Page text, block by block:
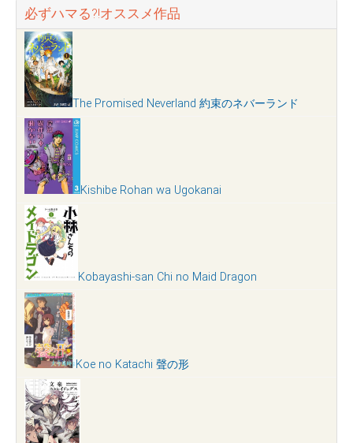
必ずハマる?!オススメ作品
The Promised Neverland 約束のネバーランド
Kishibe Rohan wa Ugokanai
Kobayashi-san Chi no Maid Dragon
Koe no Katachi 聲の形